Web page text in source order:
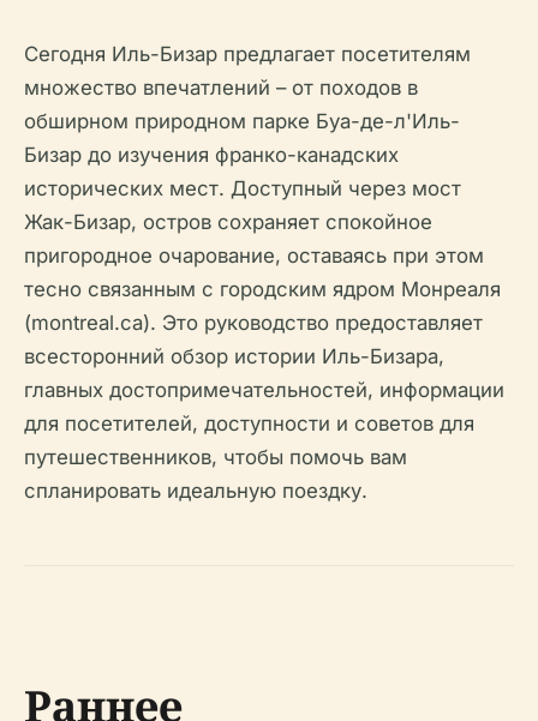
Сегодня Иль-Бизар предлагает посетителям
множество впечатлений – от походов в
обширном природном парке Буа-де-л'Иль-
Бизар до изучения франко-канадских
исторических мест. Доступный через мост
Жак-Бизар, остров сохраняет спокойное
пригородное очарование, оставаясь при этом
тесно связанным с городским ядром Монреаля
(montreal.ca). Это руководство предоставляет
всесторонний обзор истории Иль-Бизара,
главных достопримечательностей, информации
для посетителей, доступности и советов для
путешественников, чтобы помочь вам
спланировать идеальную поездку.
Раннее